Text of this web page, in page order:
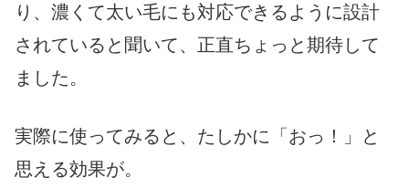
り、濃くて太い毛にも対応できるように設計
されていると聞いて、正直ちょっと期待して
ました。
実際に使ってみると、たしかに「おっ！」と
思える効果が。